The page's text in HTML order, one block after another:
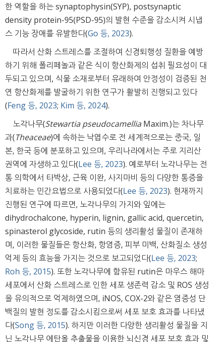
한 역할을 하는 synaptophysin(SYP), postsynaptic
density protein-95(PSD-95)의 발현 수준을 감소시켜 시냅
스 기능 장애를 유발한다(Go 등, 2023).
따라서 산화 스트레스를 조절하여 신경퇴행성 질환을 예방
하기 위해 폴리페놀과 같은 식이 항산화제의 섭취 필요성이 대
두되고 있으며, 식물 소재로부터 유래하여 안정성이 검증된 천
연 항산화제를 발굴하기 위한 연구가 활발히 진행되고 있다
(Feng 등, 2023; Kim 등, 2024).
노각나무(Stewartia pseudocamelliaMaxim.)는 차나무
과(Theaceae)에 속하는 낙엽수로 전 세계적으로는 중국, 일
본, 한국 등에 분포하고 있으며, 우리나라에서는 주로 지리산
권역에 자생하고 있다(Lee 등, 2023). 예로부터 노각나무는 전
통 의학에서 타박상, 근육 이완, 사지마비 등의 다양한 통증을
치료하는 민간요법으로 사용되었다(Lee 등, 2023). 현재까지
진행된 연구에 따르면, 노각나무의 가지와 잎에는
dihydrochalcone, hyperin, lignin, gallic acid, quercetin,
spinasterol glycoside, rutin 등의 생리활성 물질이 존재하
며, 이러한 물질들은 항산화, 항염증, 피부 미백, 산화질소 생성
억제 등의 효능을 가지는 것으로 보고되었다(Lee 등, 2023;
Roh 등, 2015). 또한 노각나무에 함유된 rutin은 마우스 해마
세포에서 산화 스트레스로 인한 세포 생존력 감소 및 ROS 생성
을 유의적으로 억제하였으며, iNOS, COX-2와 같은 염증성 단
백질의 발현 정도를 감소시킴으로써 세포 보호 효과를 나타냈
다(Song 등, 2015). 하지만 이러한 다양한 생리활성 물질을 지
닌 노각나무 에탄올 추출물을 이용한 뇌신경 세포 보호 효과 및